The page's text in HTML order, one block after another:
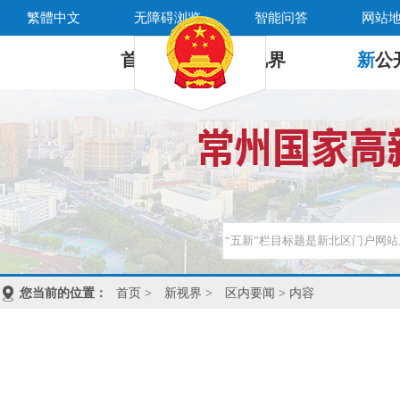
繁體中文 无障碍浏览 智能问答 网站
首 页 新 视界 新公
您当前的位置： 首页 > 新视界 > 区内要闻 > 内容